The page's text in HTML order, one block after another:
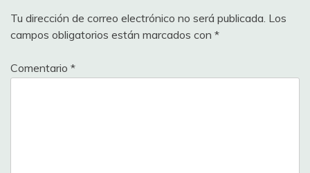
Tu dirección de correo electrónico no será publicada. Los
campos obligatorios están marcados con *
Comentario *